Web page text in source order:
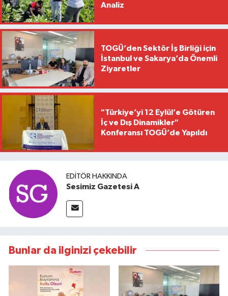
Analiz
TOGÜ’den Sektör İş Birliği için
İstanbul ve Sakarya’da Önemli
Ziyaretler
"Türkiye’yi 12 Eylül’e Götüren
İç ve Dış Dinamikler"
Konferansı TOGÜ’de Yapıldı
EDITÖR HAKKINDA
Sesimiz Gazetesi A
Bunlar da ilginizi çekebilir